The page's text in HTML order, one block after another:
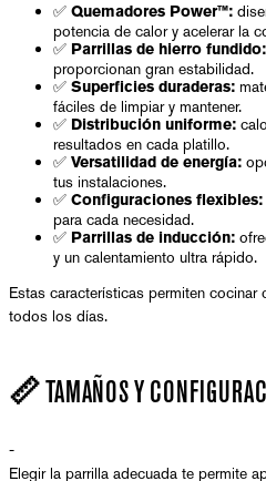
✅ Quemadores Power™:
potencia de calor y acelerar la
✅ Parrillas de hierro fundido:
proporcionan gran estabilidad.
✅ Superficies duraderas:
fáciles de limpiar y mantener.
✅ Distribución uniforme:
resultados en cada platillo.
✅ Versatilidad de energía:
tus instalaciones.
✅ Configuraciones flexibles:
para cada necesidad.
✅ Parrillas de inducción:
y un calentamiento ultra rápido.
Estas características permiten
todos los días.
📏 TAMAÑOS Y
-
Elegir la parrilla adecuada te permite